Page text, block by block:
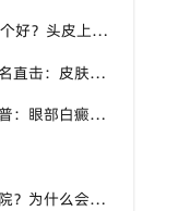
[资讯]泉州专业治疗白癜风医院哪个好？头皮上有一块白色厚厚的头皮？
泉州永春治白癜风医院有哪些-排名直击：皮肤白斑是什么原因导致的？
泉州白癜风专科治疗医院-健康科普：眼部白癜风症状？
健康指南-泉州治疗白癜风厉害医院？为什么会长白斑的原因？